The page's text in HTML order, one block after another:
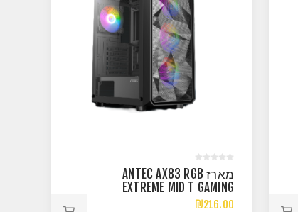
מארז ANTEC AX83 RGB
EXTREME MID T GAMING
6X120 RGB FAN
₪216.00